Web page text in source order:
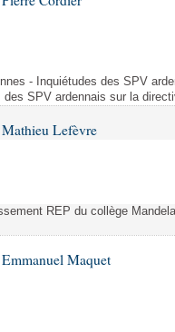
- Inquiétudes des SPV
SPV ardennais sur la
Lefèvre
REP du collège
Maquet